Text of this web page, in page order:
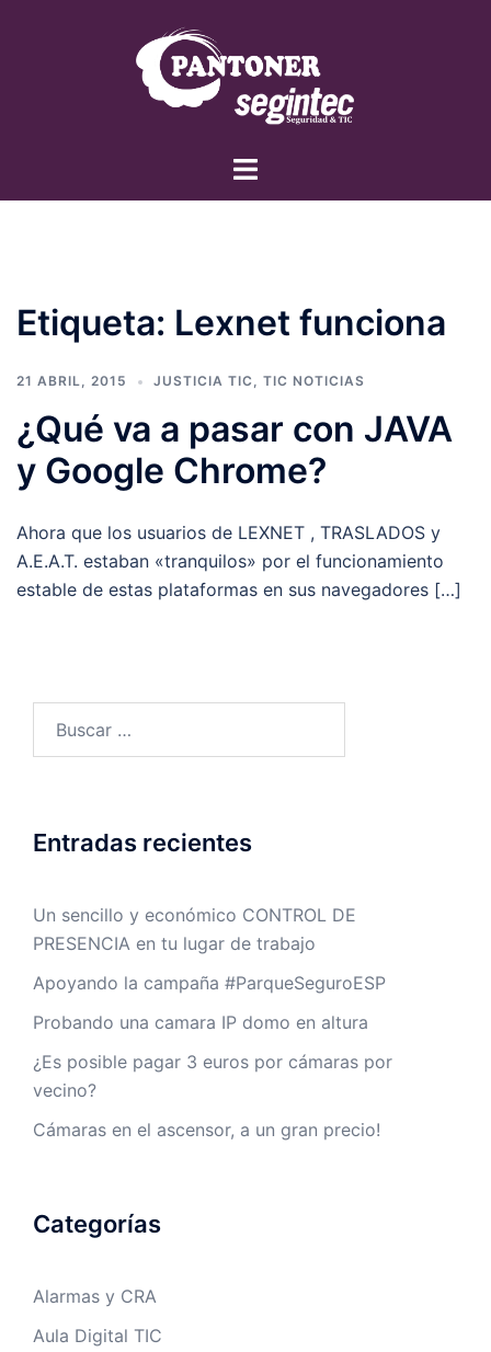
Alternar
Etiqueta: Lexnet funciona
21 ABRIL, 2015 JUSTICIA TIC , TIC NOTICIAS
¿Qué va a pasar con JAVA
y Google Chrome?
Ahora que los usuarios de LEXNET , TRASLADOS y
A.E.A.T. estaban «tranquilos» por el funcionamiento
estable de estas plataformas en sus navegadores […]
Entradas recientes
Un sencillo y económico CONTROL DE
PRESENCIA en tu lugar de trabajo
Apoyando la campaña #ParqueSeguroESP
Probando una camara IP domo en altura
¿Es posible pagar 3 euros por cámaras por
vecino?
Cámaras en el ascensor, a un gran precio!
Categorías
Alarmas y CRA
Aula Digital TIC